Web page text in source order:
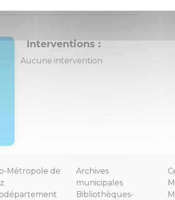
Interventions :
Aucune intervention
Métropole de
Archives
municipales
Bibliothèques-